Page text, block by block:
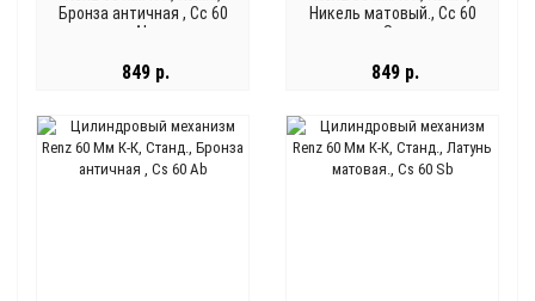
Бронза античная , Cc 60
Ab
849 р.
Никель матовый., Cc 60
Sn
849 р.